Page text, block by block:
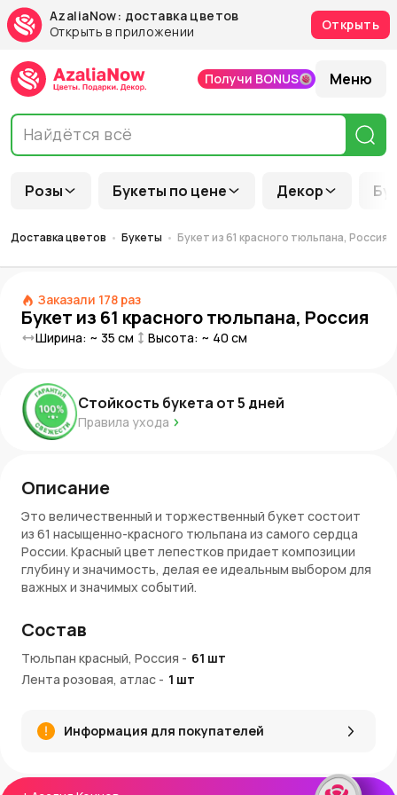
AzaliaNow: доставка цветов
Открыть в приложении
Открыть
Розы Букеты по цене Декор
Получи BONUS Меню
Доставка цветов Букеты Букет из 61 красного тюльпана, Россия
Заказали 178 раз
Букет из 61 красного тюльпана, Россия
Ширина: ~ 35 см Высота: ~ 40 см
Стойкость букета от5 дней
Правила ухода
Описание
Это величественный и торжественный букет состоит
из 61 насыщенно-красного тюльпана из самого сердца
России. Красный цвет лепестков придает композиции
глубину и значимость, делая ее идеальным выбором для
важных и значимых событий.
уважение. Такой букет создаст атмосферу торжества и
важности, добавляя нотку величия в каждое
Официальных приемов и церемоний.
Преимущества и особенности:
Состав
Тюльпан красный, Россия - 61 шт
Лента розовая, атлас - 1 шт
Информация для покупателей